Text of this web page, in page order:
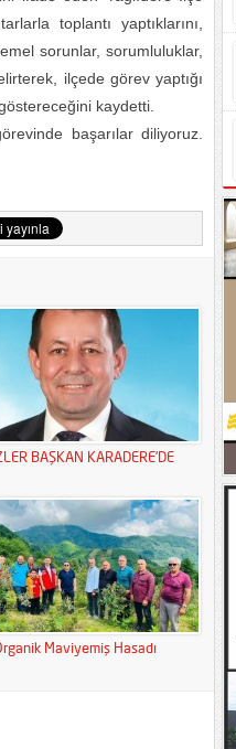
toplantı yaptıklarını,
sorunlar, sorumluluklar,
ilçede görev yaptığı
kaydetti.
başarılar diliyoruz.
BAŞKAN KARADERE’DE
Maviyemiş Hasadı